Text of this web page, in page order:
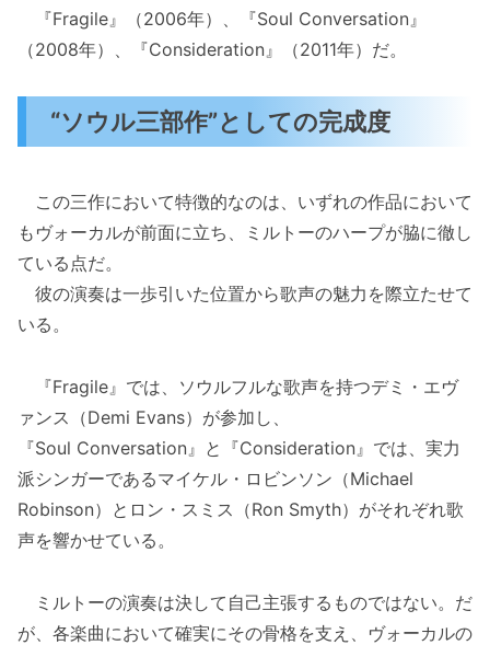
『Fragile』（2006年）、『Soul Conversation』
（2008年）、『Consideration』（2011年）だ。
“ソウル三部作”としての完成度
この三作において特徴的なのは、いずれの作品において
もヴォーカルが前面に立ち、ミルトーのハープが脇に徹し
ている点だ。
彼の演奏は一歩引いた位置から歌声の魅力を際立たせて
いる。
『Fragile』では、ソウルフルな歌声を持つデミ・エヴ
ァンス（Demi Evans）が参加し、
『Soul Conversation』と『Consideration』では、実力
派シンガーであるマイケル・ロビンソン（Michael
Robinson）とロン・スミス（Ron Smyth）がそれぞれ歌
声を響かせている。
ミルトーの演奏は決して自己主張するものではない。だ
が、各楽曲において確実にその骨格を支え、ヴォーカルの